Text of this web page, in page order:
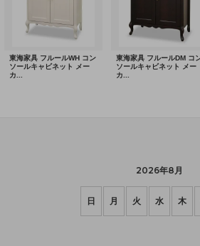
2026年8月
日 月 火 水 木